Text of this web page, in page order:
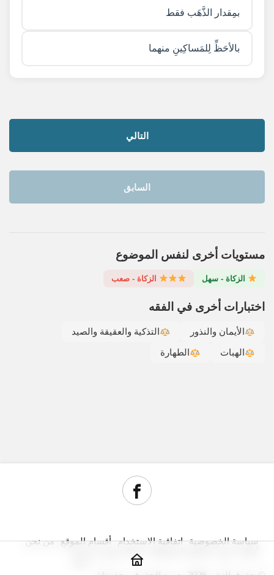
بمِقدار الذَّهَب فقط
بالأحَظِّ لِلمَساكِينِ منهما
السابق
التالي
مستويات أخرى لنفس الموضوع
الزكاة - سهل الزكاة - صعب
اختبارات أخرى في الفقه
الأيمان والنذور
التذكية والعقيقة والصيد
الهبات
الطهارة
سياسة الخصوصية اتفاقية الاستخدام أقسام الموقع من نحن
شراء دومين رخيص